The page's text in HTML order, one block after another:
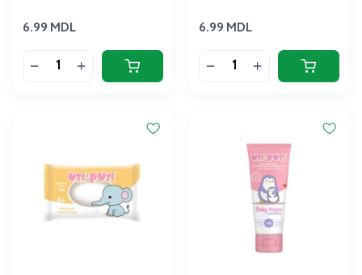
6.99 MDL 6.99 MDL